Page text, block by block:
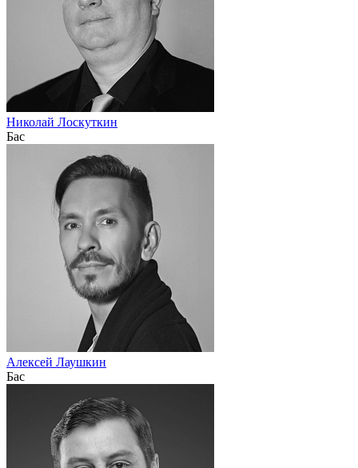
Николай Лоскуткин
Бас
Алексей Лаушкин
Бас